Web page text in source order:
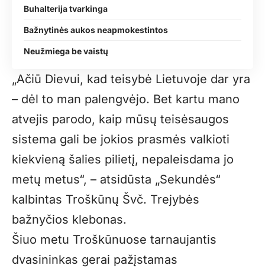
Buhalterija tvarkinga
Bažnytinės aukos neapmokestintos
Neužmiega be vaistų
„Ačiū Dievui, kad teisybė Lietuvoje dar yra
– dėl to man palengvėjo. Bet kartu mano
atvejis parodo, kaip mūsų teisėsaugos
sistema gali be jokios prasmės valkioti
kiekvieną šalies pilietį, nepaleisdama jo
metų metus“, – atsidūsta „Sekundės“
kalbintas Troškūnų Švč. Trejybės
bažnyčios klebonas.
Šiuo metu Troškūnuose tarnaujantis
dvasininkas gerai pažįstamas